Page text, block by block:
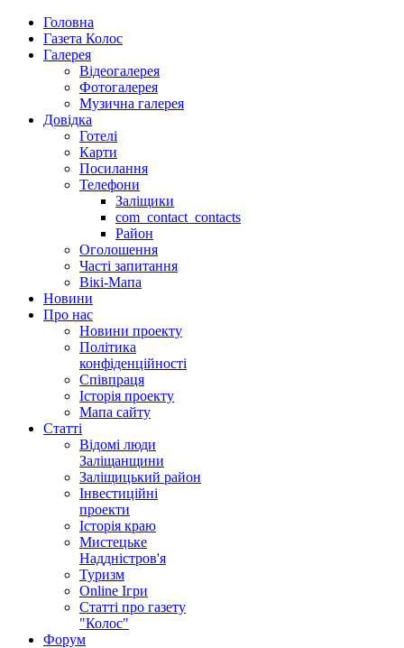
Головна
Газета Колос
Галерея
Відеогалерея
Фотогалерея
Музична галерея
Довідка
Готелі
Карти
Посилання
Телефони
Заліщики
com_contact_contacts
Район
Оголошення
Часті запитання
Вікі-Мапа
Новини
Про нас
Новини проекту
Політика
конфіденційності
Співпраця
Історія проекту
Мапа сайту
Статті
Відомі люди
Заліщанщини
Заліщицький район
Інвестиційні
проекти
Історія краю
Мистецьке
Наддністров'я
Туризм
Online Ігри
Статті про газету
"Колос"
Форум